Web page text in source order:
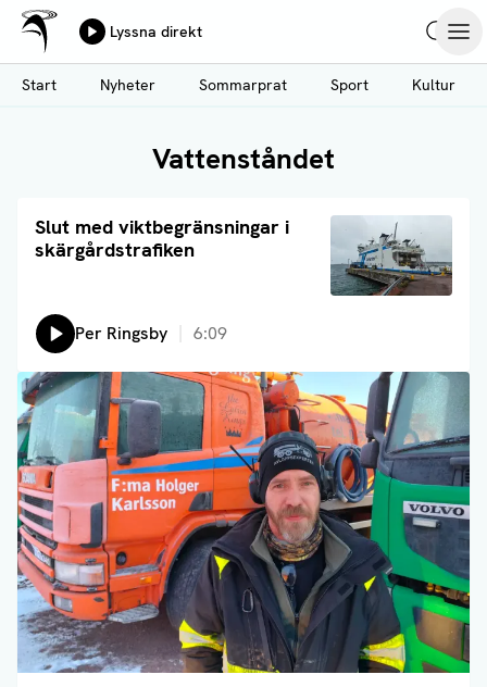
Hoppa
till
huvudinnehåll
Ålands Radio & TV
Lyssna direkt
Start
Nyheter Sommarprat Sport Kultur
Vattenståndet
Slut med viktbegränsningar i
skärgårdstrafiken
Läs artikel
Lyssna på:
Per Ringsby 6:09